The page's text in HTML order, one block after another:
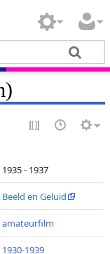
1935 - 1937
Beeld en Geluid
amateurfilm
1930-1939